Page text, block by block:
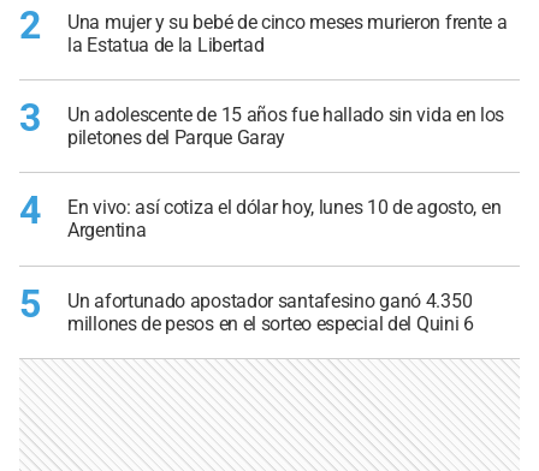
2
Una mujer y su bebé de cinco meses murieron frente a
la Estatua de la Libertad
3
Un adolescente de 15 años fue hallado sin vida en los
piletones del Parque Garay
4
En vivo: así cotiza el dólar hoy, lunes 10 de agosto, en
Argentina
5
Un afortunado apostador santafesino ganó 4.350
millones de pesos en el sorteo especial del Quini 6